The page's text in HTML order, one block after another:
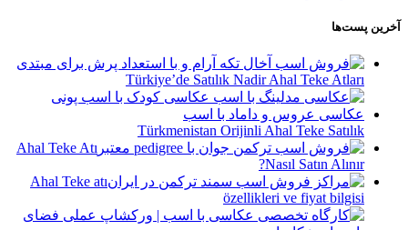
آخرین پست‌ها
Türkiye’de Satılık Nadir Ahal Teke Atları
Türkmenistan Orijinli Ahal Teke Satılık
Ahal Teke Atı
Nasıl Satın Alınır?
Ahal Teke atı
özellikleri ve fiyat bilgisi